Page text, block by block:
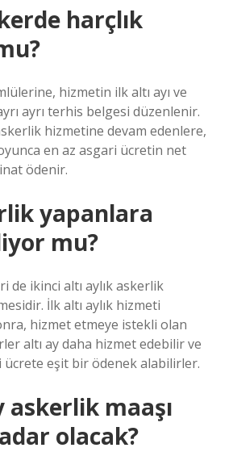
harçlık
hizmetin ilk altı ayı ve
ayrı terhis belgesi düzenlenir.
hizmetine devam edenlere,
en az asgari ücretin net
ödenir.
yapanlara
mu?
de ikinci altı aylık askerlik
İlk altı aylık hizmeti
hizmet etmeye istekli olan
altı ay daha hizmet edebilir ve
ücrete eşit bir ödenek alabilirler.
askerlik maaşı
olacak?